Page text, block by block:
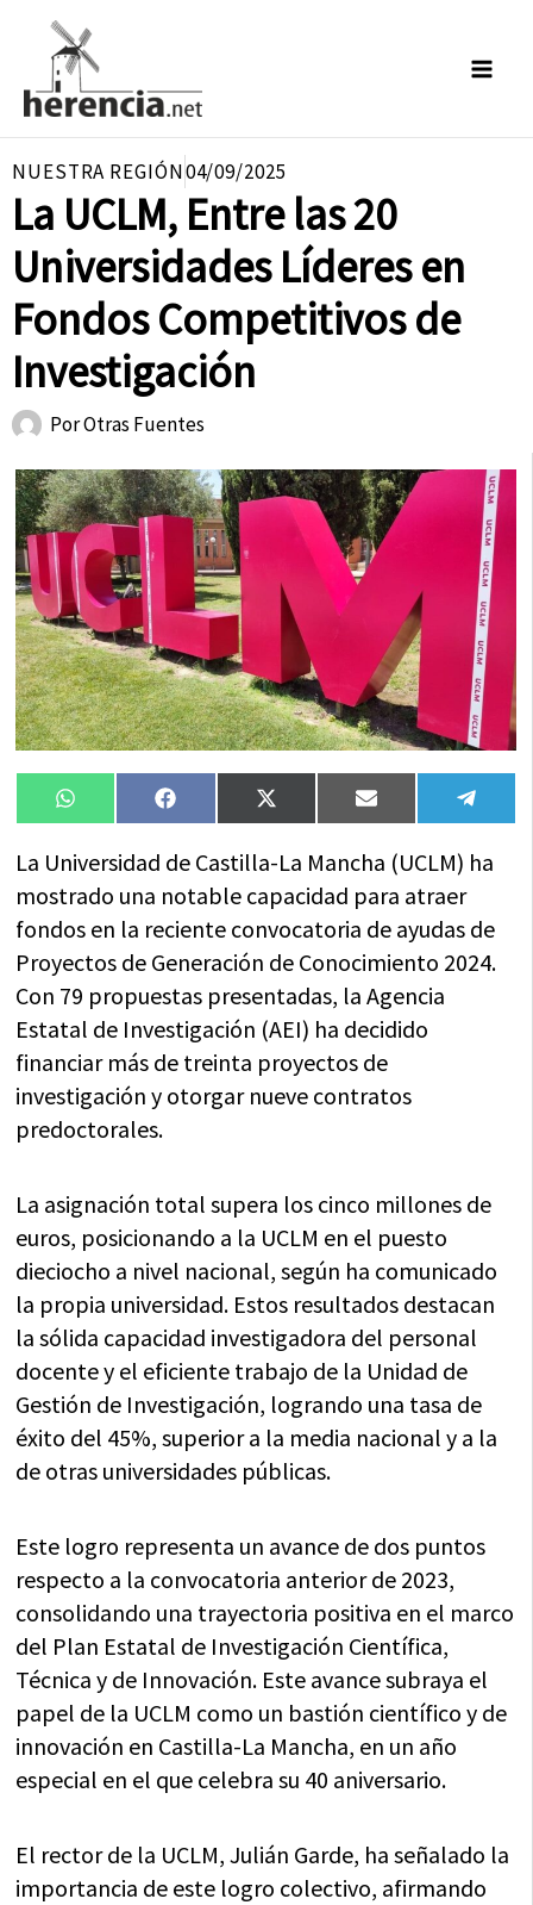
contenido
NUESTRA REGIÓN04/09/2025
La UCLM, Entre las 20
Universidades Líderes en
Fondos Competitivos de
Investigación
PorOtras Fuentes
Compartir
en
WhatsAppCompartir
en
FacebookCompartir
en
X
(Twitter)
Compartir
en
Email
en
La Universidad de Castilla-La Mancha (UCLM) ha
mostrado una notable capacidad para atraer
fondos en la reciente convocatoria de ayudas de
Proyectos de Generación de Conocimiento 2024.
Con 79 propuestas presentadas, la Agencia
Estatal de Investigación (AEI) ha decidido
financiar más de treinta proyectos de
investigación y otorgar nueve contratos
predoctorales.
La asignación total supera los cinco millones de
euros, posicionando a la UCLM en el puesto
dieciocho a nivel nacional, según ha comunicado
la propia universidad. Estos resultados destacan
la sólida capacidad investigadora del personal
docente y el eficiente trabajo de la Unidad de
Gestión de Investigación, logrando una tasa de
éxito del 45%, superior a la media nacional y a la
de otras universidades públicas.
Este logro representa un avance de dos puntos
respecto a la convocatoria anterior de 2023,
consolidando una trayectoria positiva en el marco
del Plan Estatal de Investigación Científica,
Técnica y de Innovación. Este avance subraya el
papel de la UCLM como un bastión científico y de
innovación en Castilla-La Mancha, en un año
especial en el que celebra su 40 aniversario.
El rector de la UCLM, Julián Garde, ha señalado la
importancia de este logro colectivo, afirmando